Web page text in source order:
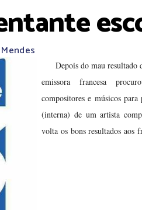
Depois do mau resultado
emissora francesa
compositores e músicos
(interna) de um artista
volta os bons resultados aos